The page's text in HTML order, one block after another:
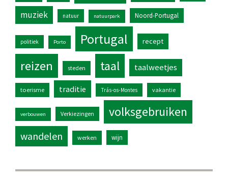
muziek natuur natuurpark Noord-Portugal
politiek Porto Portugal recept
reizen steden taal taalweetjes
toerisme traditie Trás-os-Montes vakantie
verbouwen Verkiezingen volksgebruiken
wandelen werken wijn